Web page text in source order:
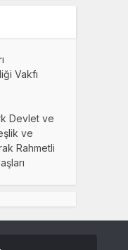
Vakfı
Devlet ve
ve
Rahmetli